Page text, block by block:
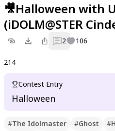
🎥Halloween with
(iDOLM@STER
2 106
214
Contest Entry
Halloween
#The Idolmaster #Ghost #